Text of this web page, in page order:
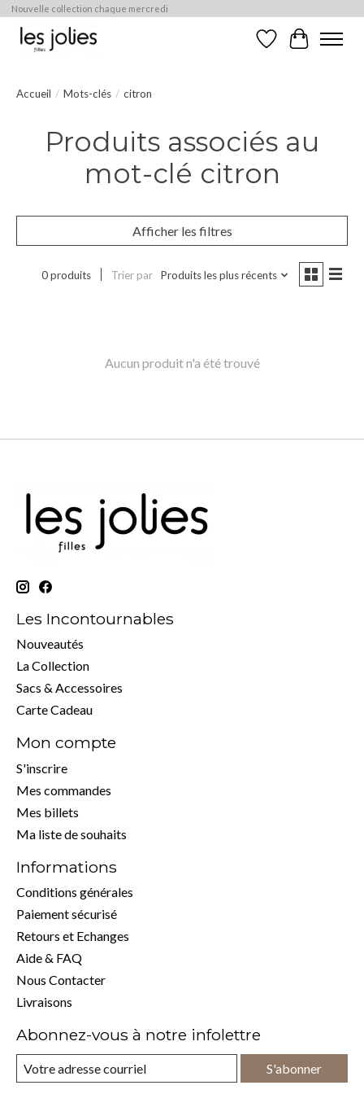
Nouvelle collection chaque mercredi
Liste de souhaits
Panier
Accueil / Mots-clés / citron
Produits associés au
mot-clé citron
Afficher les filtres
0 produits Trier par Produits les plus récents
Aucun produit n'a été trouvé
Les Incontournables
Nouveautés
La Collection
Sacs & Accessoires
Carte Cadeau
Mon compte
S'inscrire
Mes commandes
Mes billets
Ma liste de souhaits
Informations
Conditions générales
Paiement sécurisé
Retours et Echanges
Aide & FAQ
Nous Contacter
Livraisons
Abonnez-vous à notre infolettre
S'abonner